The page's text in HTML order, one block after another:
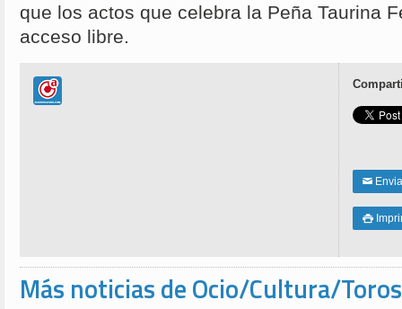
que los actos que celebra la Peña Taurina
acceso libre.
✉

Más noticias de Ocio/Cultura/Toros